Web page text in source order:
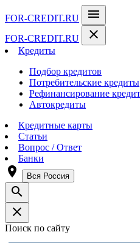
FOR-CREDIT.RU menu
FOR-CREDIT.RU close
Кредиты
Подбор кредитов
Потребительские кредиты
Рефинансирование
Автокредиты
Кредитные карты
Статьи
Вопрос / Ответ
Банки
room Вся Россия
search
close
Поиск по сайту